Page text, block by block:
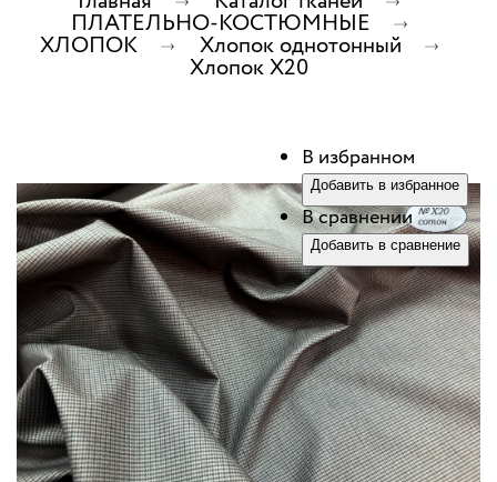
ПЛАТЕЛЬНО-КОСТЮМНЫЕ
ХЛОПОК Хлопок однотонный
Хлопок Х20
В избранном
Добавить в избранное
В сравнении
Добавить в сравнение